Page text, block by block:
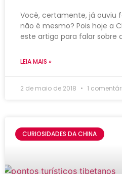
Você, certamente, já ouviu
não é mesmo? Pois hoje a
este artigo para falar sobre
LEIA MAIS »
2 de maio de 2018 1
CURIOSIDADES DA CHINA